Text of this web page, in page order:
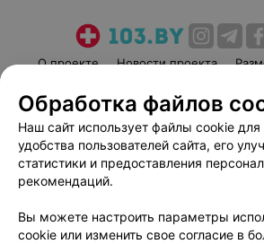
О проекте Новости проекта
Пользовательское соглашение
Вакансии
Партнеры
Написать руководителю
Персональные настройки
Обработка персональных
Обработка файлов
Наш сайт использует файлы cookie для
удобства пользователей сайта, его
статистики и предоставления
рекомендаций.
Вы можете настроить параметры
cookie или изменить свое согласие в